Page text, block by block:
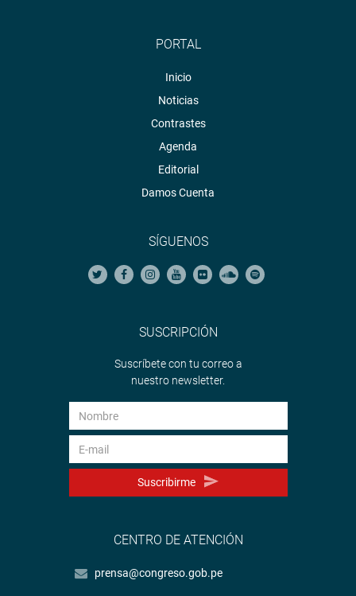
PORTAL
Inicio
Noticias
Contrastes
Agenda
Editorial
Damos Cuenta
SÍGUENOS
SUSCRIPCIÓN
Suscríbete con tu correo a
nuestro newsletter.
Suscribirme
CENTRO DE ATENCIÓN
prensa@congreso.gob.pe